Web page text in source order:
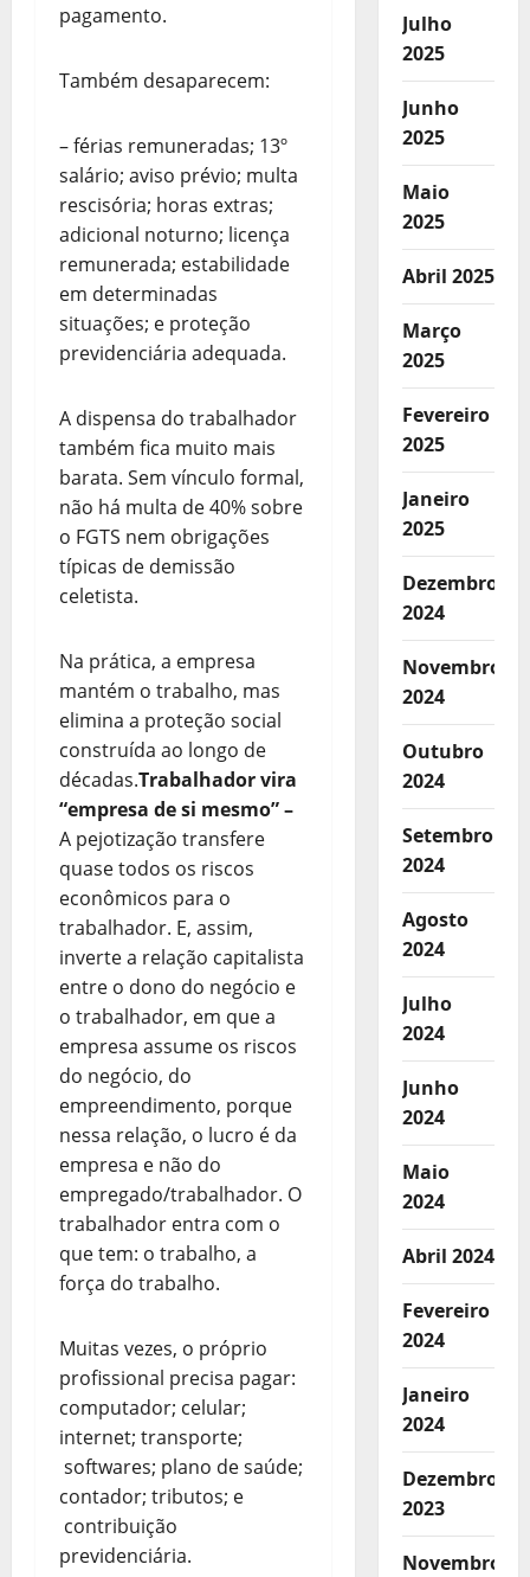
pagamento.
Também desaparecem:
– férias remuneradas; 13º
salário; aviso prévio; multa
rescisória; horas extras;
adicional noturno; licença
remunerada; estabilidade
em determinadas
situações; e proteção
previdenciária adequada.
A dispensa do trabalhador
também fica muito mais
barata. Sem vínculo formal,
não há multa de 40% sobre
o FGTS nem obrigações
típicas de demissão
celetista.
Na prática, a empresa
mantém o trabalho, mas
elimina a proteção social
construída ao longo de
décadas.Trabalhador vira
“empresa de si mesmo” –
A pejotização transfere
quase todos os riscos
econômicos para o
trabalhador. E, assim,
inverte a relação capitalista
entre o dono do negócio e
o trabalhador, em que a
empresa assume os riscos
do negócio, do
empreendimento, porque
nessa relação, o lucro é da
empresa e não do
empregado/trabalhador. O
trabalhador entra com o
que tem: o trabalho, a
força do trabalho.
Muitas vezes, o próprio
profissional precisa pagar:
computador; celular;
internet; transporte;
softwares; plano de saúde;
contador; tributos; e
contribuição
previdenciária.
Julho
2025
Junho
2025
Maio
2025
Abril 2025
Março
2025
Fevereiro
2025
Janeiro
2025
Dezembro
2024
Novembro
2024
Outubro
2024
Setembro
2024
Agosto
2024
Julho
2024
Junho
2024
Maio
2024
Abril 2024
Fevereiro
2024
Janeiro
2024
Dezembro
2023
Novembro